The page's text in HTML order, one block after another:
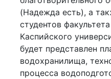
(Надежда есть), а
студентов
Каспийского
будет представлен
водохранилища,
процесса